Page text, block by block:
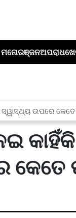
ମନୋରଞ୍ଜନଅପରାଧ
ସ୍ୱାସ୍ଥ୍ୟ ଉପରେ
କେତେ